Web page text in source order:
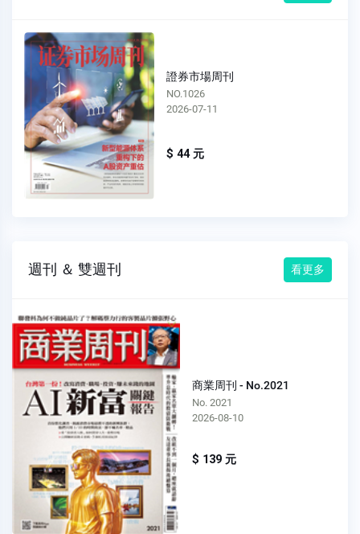
證券市場周刊
NO.1026
2026-07-11
$ 44 元
週刊 ＆ 雙週刊 看更多
商業周刊 - No.2021
No. 2021
2026-08-10
$ 139 元